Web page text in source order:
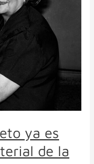
ya es
de la